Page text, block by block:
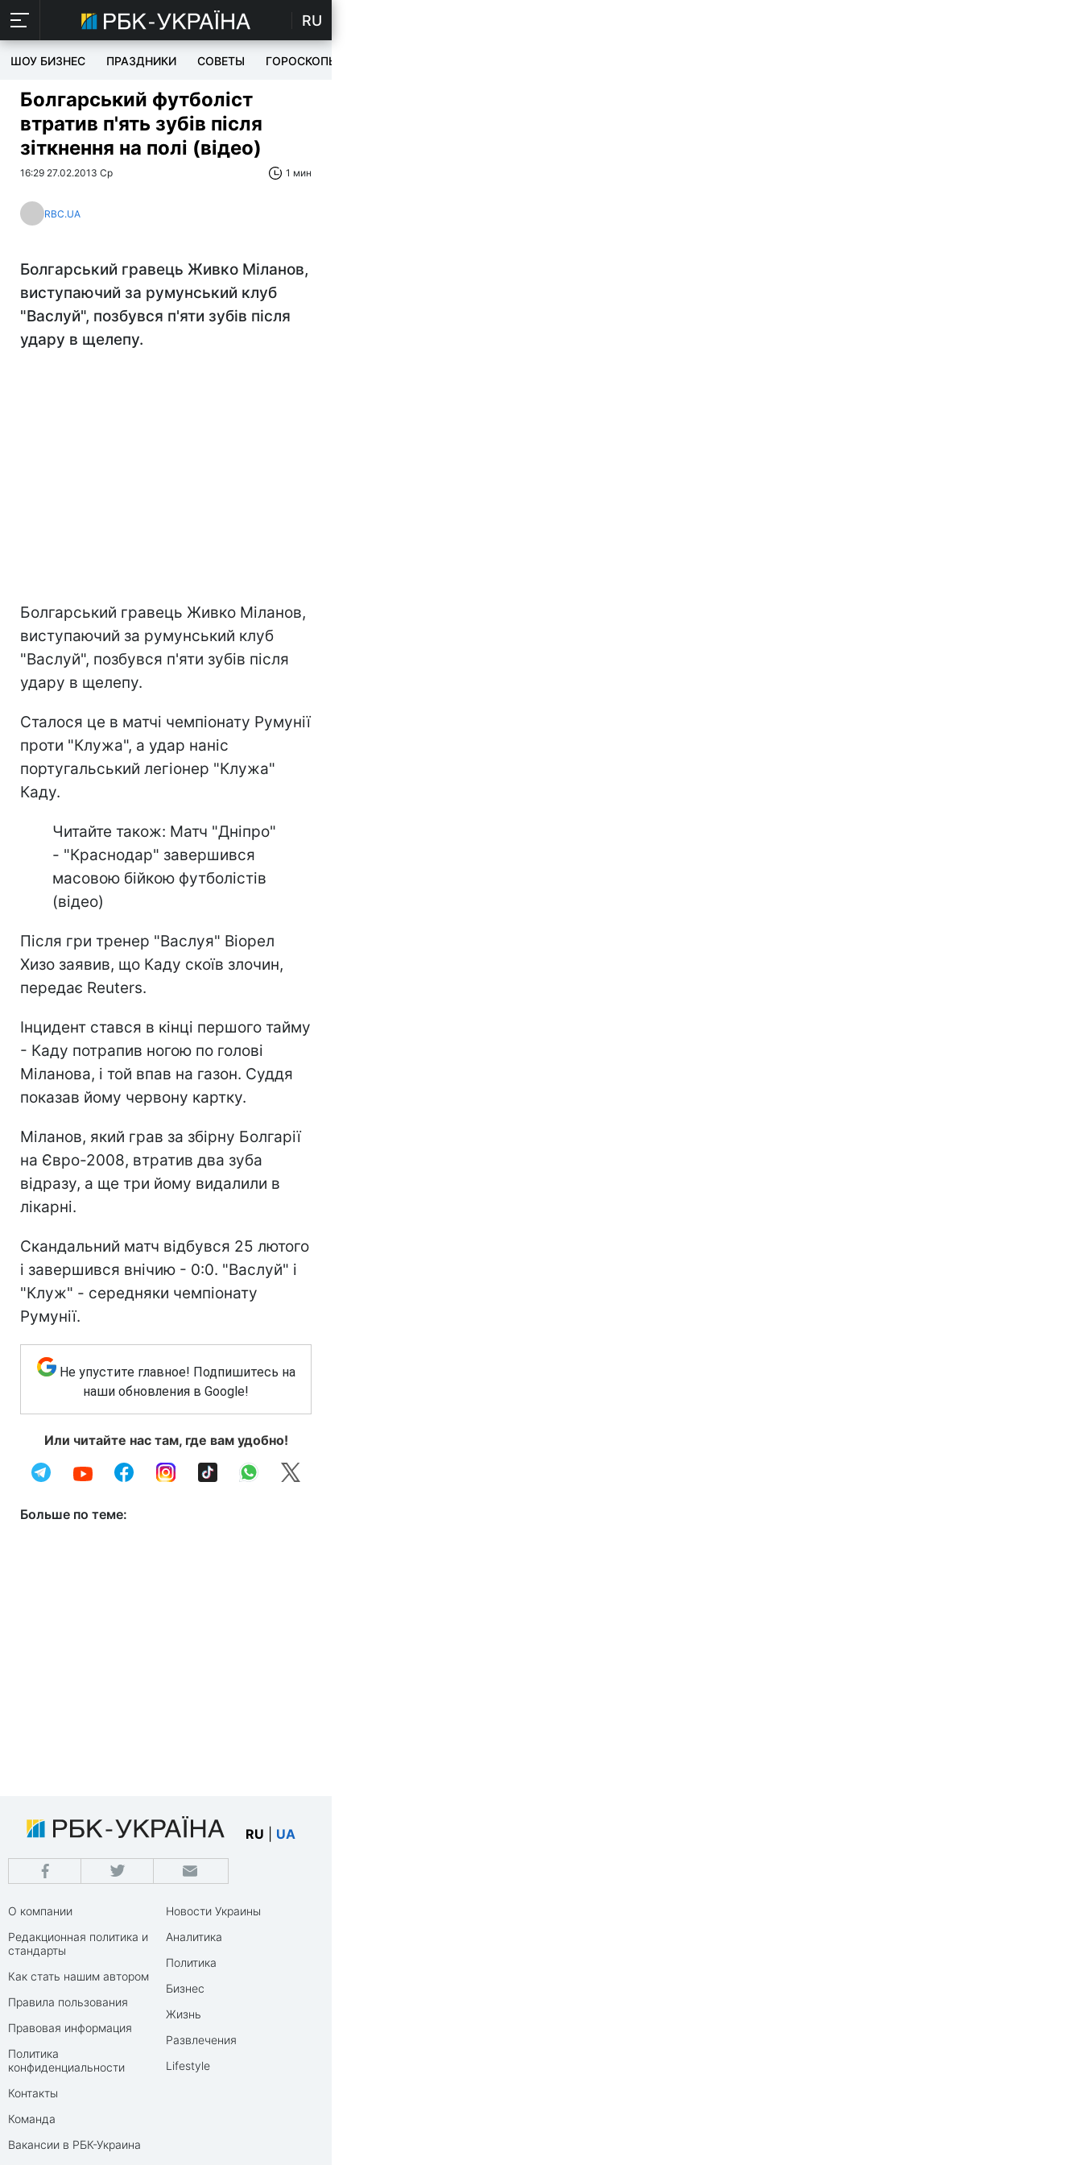
RU
ШОУ БИЗНЕС ПРАЗДНИКИ СОВЕТЫ ГОРОСКОПЫ
Болгарський футболіст
втратив п'ять зубів після
зіткнення на полі (відео)
16:29 27.02.2013 Ср 1 мин
RBC.UA
Болгарський гравець Живко Міланов,
виступаючий за румунський клуб
"Васлуй", позбувся п'яти зубів після
удару в щелепу.
Болгарський гравець Живко Міланов,
виступаючий за румунський клуб
"Васлуй", позбувся п'яти зубів після
удару в щелепу.
Сталося це в матчі чемпіонату Румунії
проти "Клужа", а удар наніс
португальський легіонер "Клужа"
Каду.
Читайте також: Матч "Дніпро"
- "Краснодар" завершився
масовою бійкою футболістів
(відео)
Після гри тренер "Васлуя" Віорел
Хизо заявив, що Каду скоїв злочин,
передає Reuters.
Інцидент стався в кінці першого тайму
- Каду потрапив ногою по голові
Міланова, і той впав на газон. Суддя
показав йому червону картку.
Міланов, який грав за збірну Болгарії
на Євро-2008, втратив два зуба
відразу, а ще три йому видалили в
лікарні.
Скандальний матч відбувся 25 лютого
і завершився внічию - 0:0. "Васлуй" і
"Клуж" - середняки чемпіонату
Румунії.
Не упустите главное! Подпишитесь на
наши обновления в Google!
Или читайте нас там, где вам удобно!
Больше по теме:
RU UA
О компании
Редакционная политика и
стандарты
Как стать нашим автором
Правила пользования
Правовая информация
Политика
конфиденциальности
Контакты
Команда
Вакансии в РБК-Украина
Новости Украины
Аналитика
Политика
Бизнес
Жизнь
Развлечения
Lifestyle